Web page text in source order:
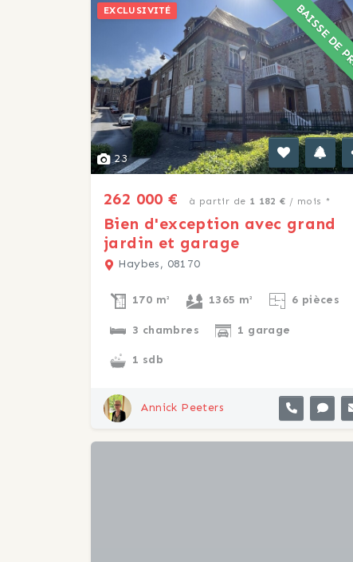
23
BAISSE
EXCLUSIVITÉ
262 000 € à partir de 1 182 € / mois *
Bien d'exception avec grand
jardin et garage
Haybes, 08170
170 m² 1365 m² 6 pièces
3 chambres 1 garage
1 sdb
Annick Peeters